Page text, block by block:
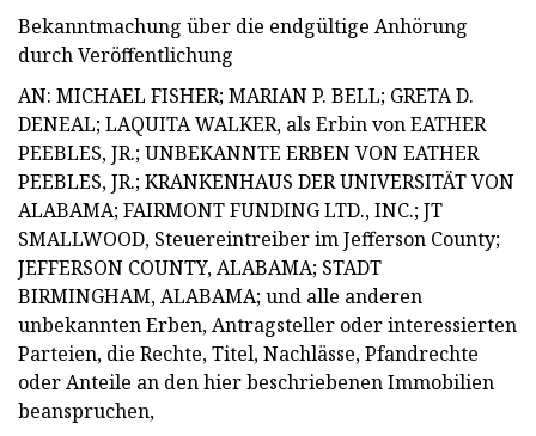
Bekanntmachung über die endgültige Anhörung
durch Veröffentlichung
AN: MICHAEL FISHER; MARIAN P. BELL; GRETA D.
DENEAL; LAQUITA WALKER, als Erbin von EATHER
PEEBLES, JR.; UNBEKANNTE ERBEN VON EATHER
PEEBLES, JR.; KRANKENHAUS DER UNIVERSITÄT VON
ALABAMA; FAIRMONT FUNDING LTD., INC.; JT
SMALLWOOD, Steuereintreiber im Jefferson County;
JEFFERSON COUNTY, ALABAMA; STADT
BIRMINGHAM, ALABAMA; und alle anderen
unbekannten Erben, Antragsteller oder interessierten
Parteien, die Rechte, Titel, Nachlässe, Pfandrechte
oder Anteile an den hier beschriebenen Immobilien
beanspruchen,